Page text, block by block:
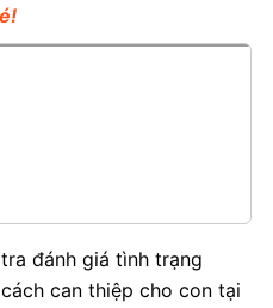
đánh giá tình trạng
can thiệp cho con tại